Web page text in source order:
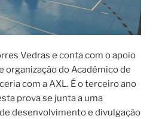
Vedras e conta com o apoio
organização do Académico de
com a AXL. É o terceiro ano
prova se junta a uma
desenvolvimento e divulgação